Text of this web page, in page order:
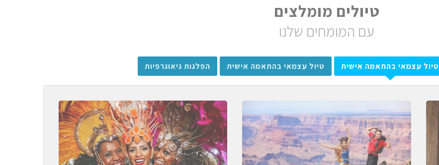
טיולים מומלצים
עם המומחים שלנו
טיול עצמאי בהתאמה אישית טיול עצמאי בהתאמה אישית הפלגות גיאוגרפיות